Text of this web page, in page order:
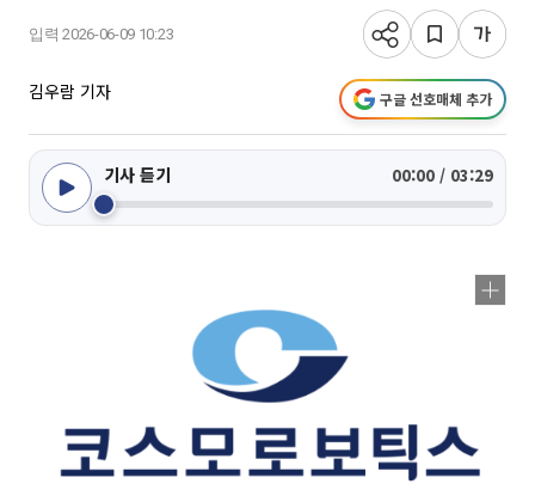
입력 2026-06-09 10:23
김우람 기자 구글 선호매체 추가
기사 듣기 00:00 / 03:29